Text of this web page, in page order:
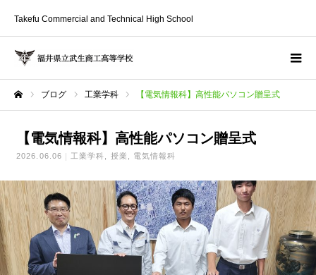
Takefu Commercial and Technical High School
ブログ 工業学科 【電気情報科】高性能パソコン贈呈式
【電気情報科】高性能パソコン贈呈式
2026.06.06 工業学科 授業 電気情報科